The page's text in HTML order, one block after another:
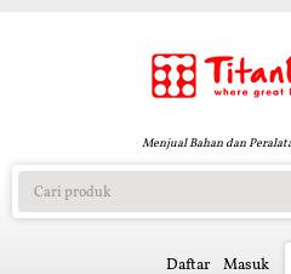
Menjual Bahan dan
Daftar Masuk